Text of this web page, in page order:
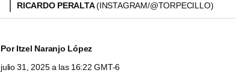
RICARDO PERALTA(INSTAGRAM/@TORPECILLO)
PorItzel Naranjo López
julio 31, 2025 a las 16:22 GMT-6